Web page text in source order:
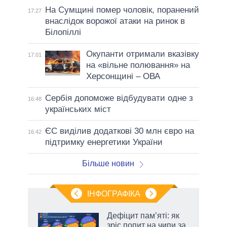
17:27
На Сумщині помер чоловік, поранений
внаслідок ворожої атаки на ринок в
Білопіллі
17:01
Окупанти отримали вказівку
на «вільне полювання» на
Херсонщині – ОВА
16:48
Сербія допоможе відбудувати одне з
українських міст
16:42
ЄС виділив додаткові 30 млн євро на
підтримку енергетики України
Більше новин
ІНФОГРАФІКА
Дефіцит пам’яті: як
зріс попит на чипи за